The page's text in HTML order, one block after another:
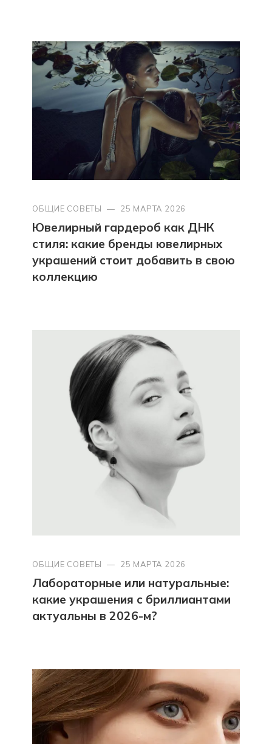
ОБЩИЕ СОВЕТЫ — 25 МАРТА 2026
Ювелирный гардероб как ДНК
стиля: какие бренды ювелирных
украшений стоит добавить в свою
коллекцию
ОБЩИЕ СОВЕТЫ — 25 МАРТА 2026
Лабораторные или натуральные:
какие украшения с бриллиантами
актуальны в 2026-м?